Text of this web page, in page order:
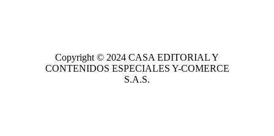
Copyright © 2024 CASA EDITORIALY
CONTENIDOS ESPECIALES Y-COMERCE
S.A.S.